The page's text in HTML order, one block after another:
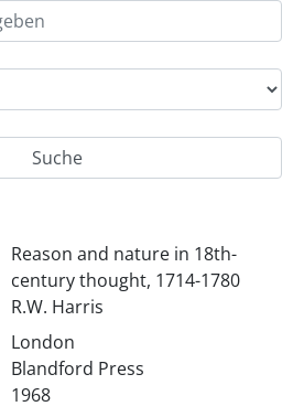
Reason and nature in 18th-
century thought, 1714-1780
R.W. Harris
London
Blandford Press
1968